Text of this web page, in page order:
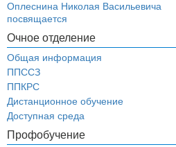
Оплеснина Николая Васильевича
посвящается
Очное отделение
Общая информация
ППССЗ
ППКРС
Дистанционное обучение
Доступная среда
Профобучение